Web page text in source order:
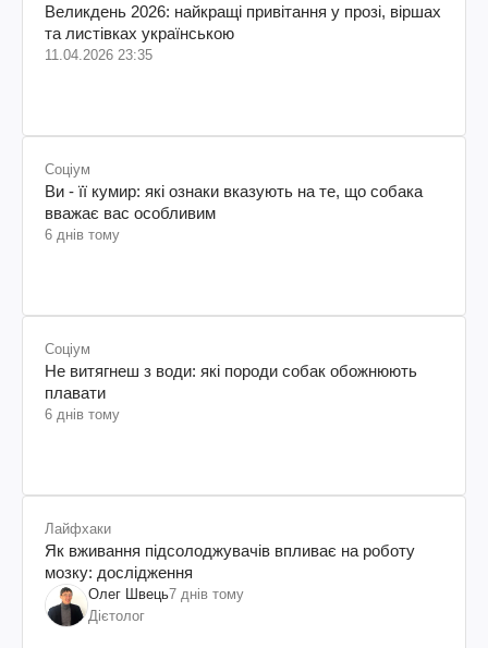
Великдень 2026: найкращі привітання у прозі, віршах
та листівках українською
11.04.2026 23:35
Соціум
Ви - її кумир: які ознаки вказують на те, що собака
вважає вас особливим
6 днів тому
Соціум
Не витягнеш з води: які породи собак обожнюють
плавати
6 днів тому
Лайфхаки
Як вживання підсолоджувачів впливає на роботу
мозку: дослідження
Олег Швець7 днів тому
Дієтолог